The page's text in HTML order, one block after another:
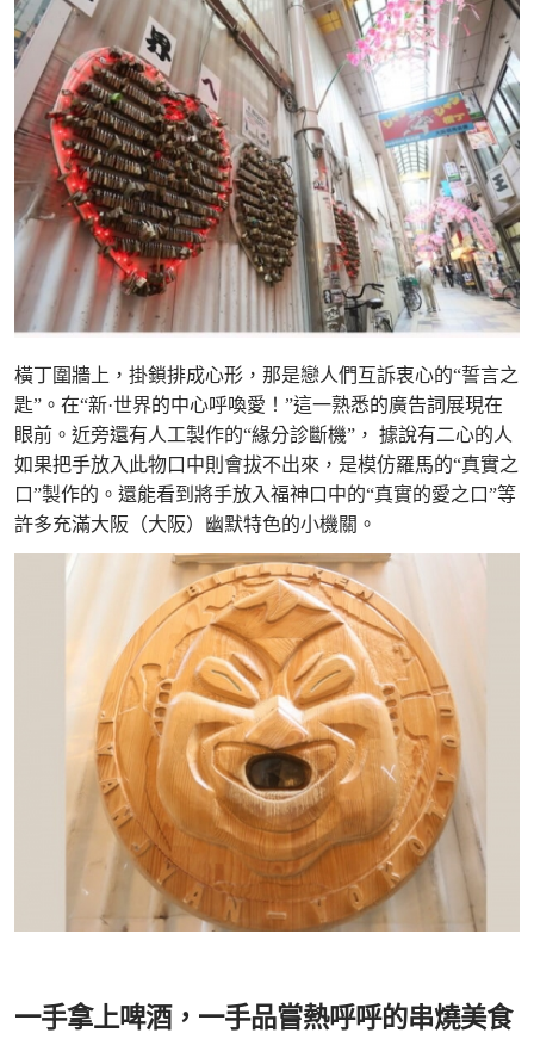
橫丁圍牆上，掛鎖排成心形，那是戀人們互訴衷心的“誓言之
匙”。在“新·世界的中心呼喚愛！”這一熟悉的廣告詞展現在
眼前。近旁還有人工製作的“緣分診斷機”， 據說有二心的人
如果把手放入此物口中則會拔不出來，是模仿羅馬的“真實之
口”製作的。還能看到將手放入福神口中的“真實的愛之口”等
許多充滿大阪（大阪）幽默特色的小機關。
一手拿上啤酒，一手品嘗熱呼呼的串燒美食